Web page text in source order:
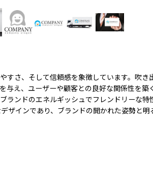
さ、そして信頼感を象徴しています。吹
え、ユーザーや顧客との良好な関係性を
ンドのエネルギッシュでフレンドリーな
インであり、ブランドの開かれた姿勢と明